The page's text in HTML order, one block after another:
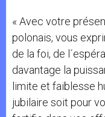
« Avec votre
polonais, vous
de la foi, de
davantage la
limite et faiblesse
jubilaire soit pour